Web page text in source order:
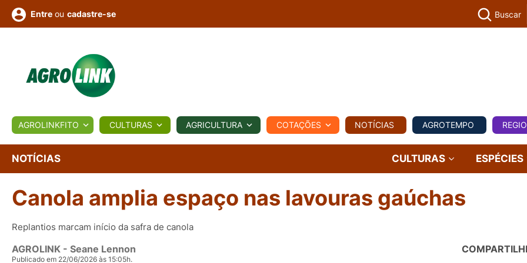
BIOLÓGICOS COTAÇÕES NOTÍCIAS AGROTEMPO REGIONAL COMERCIAL AGROVIAGENS
Conversor Colunistas Eventos
e
Vídeos
Entre ou cadastre-se Buscar
AGROLINKFITO CULTURAS AGRICULTURA COTAÇÕES NOTÍCIAS AGROTEMPO
NOTÍCIAS CULTURAS ESPÉCIES
Canola amplia espaço nas lavouras gaúchas
Replantios marcam início da safra de canola
AGROLINK - Seane Lennon
Publicado em 22/06/2026 às 15:05h.